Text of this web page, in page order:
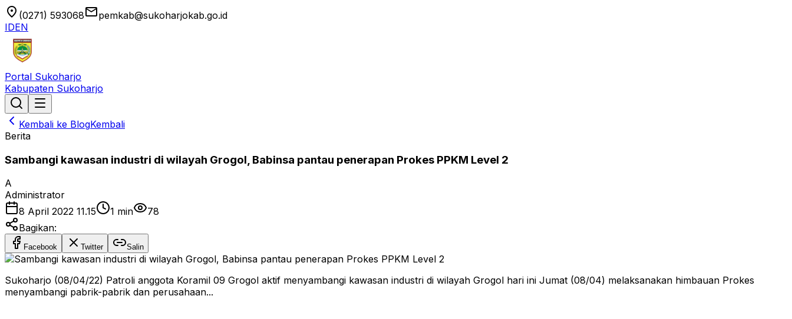
location_on (0271) 593068emailpemkab@sukoharjokab.go.id
IDEN
Portal Sukoharjo
Kabupaten Sukoharjo
Kembali ke BlogKembali
Berita
Sambangi kawasan industri di wilayah Grogol, Babinsa pantau penerapan Prokes PPKM Level 2
A
Administrator
8 April 2022 11.15
1 min
78
Bagikan:
Facebook Twitter Salin
Sukoharjo (08/04/22) Patroli anggota Koramil 09 Grogol aktif menyambangi kawasan industri di wilayah Grogol hari ini Jumat (08/04) melaksanakan himbauan Prokes
menyambangi pabrik-pabrik dan perusahaan...